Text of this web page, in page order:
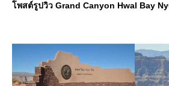
พสต์รูปวิว Grand Canyon Hwal Bay